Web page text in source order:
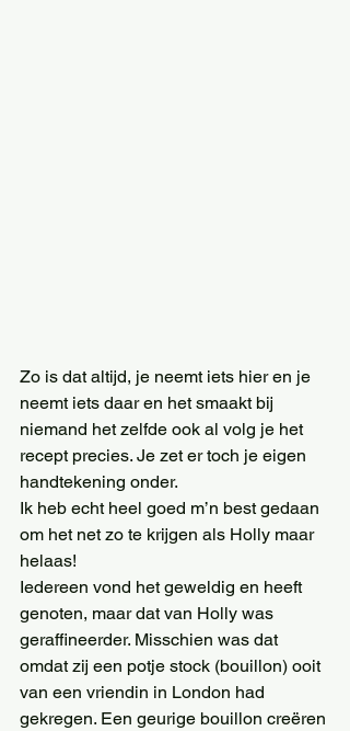
Zo is dat altijd, je neemt iets hier en je
neemt iets daar en het smaakt bij
niemand het zelfde ook al volg je het
recept precies. Je zet er toch je eigen
handtekening onder.
Ik heb echt heel goed m’n best gedaan
om het net zo te krijgen als Holly maar
helaas!
Iedereen vond het geweldig en heeft
genoten, maar dat van Holly was
geraffineerder. Misschien was dat
omdat zij een potje stock (bouillon) ooit
van een vriendin in London had
gekregen. Een geurige bouillon creëren